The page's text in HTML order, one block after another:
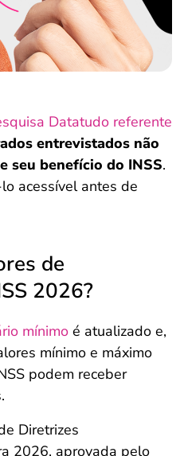
Datatudo referente
entrevistados não
seu benefício do INSS.
acessível antes de
de
2026?
mínimo é atualizado e,
mínimo e máximo
podem receber
Diretrizes
2026, aprovada pelo